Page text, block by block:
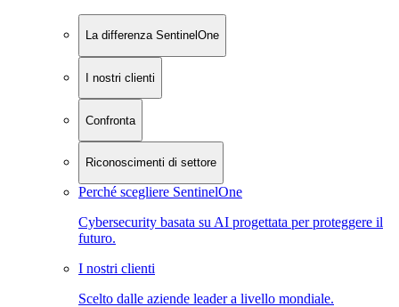
La differenza SentinelOne
I nostri clienti
Confronta
Riconoscimenti di settore
Perché scegliere SentinelOne
Cybersecurity basata su AI progettata per proteggere il
futuro.
I nostri clienti
Scelto dalle aziende leader a livello mondiale.